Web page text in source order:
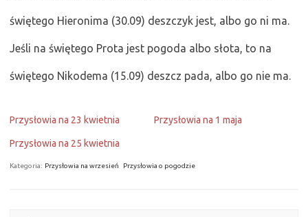
świętego Hieronima (30.09) deszczyk jest, albo go ni ma.
Jeśli na świętego Prota jest pogoda albo słota, to na
świętego Nikodema (15.09) deszcz pada, albo go nie ma.
Przysłowia na 23 kwietnia Przysłowia na 1 maja
Przysłowia na 25 kwietnia
Kategoria: Przysłowia na wrzesień Przysłowia o pogodzie